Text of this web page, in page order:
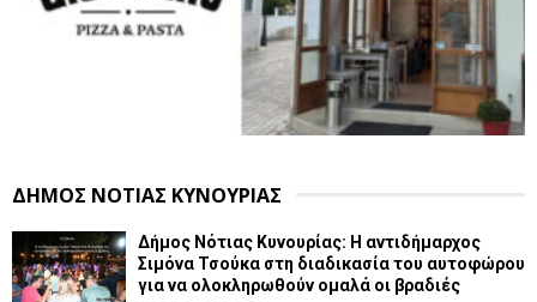
ΔΗΜΟΣ ΝΟΤΙΑΣ ΚΥΝΟΥΡΙΑΣ
Δήμος Νότιας Κυνουρίας: Η αντιδήμαρχος
Σιμόνα Τσούκα στη διαδικασία του αυτοφώρου
για να ολοκληρωθούν ομαλά οι βραδιές